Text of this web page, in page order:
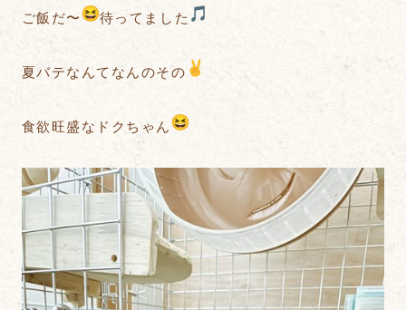
ご飯だ〜 待ってました
夏バテなんてなんのその
食欲旺盛なドクちゃん